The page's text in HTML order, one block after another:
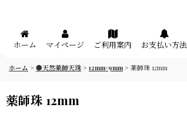
メニュー
ホーム マイページ ご利用案内 お支払い方法
ホーム > ●天然薬師天珠 > 12mm×9mm > 薬師珠 12mm
薬師珠 12mm